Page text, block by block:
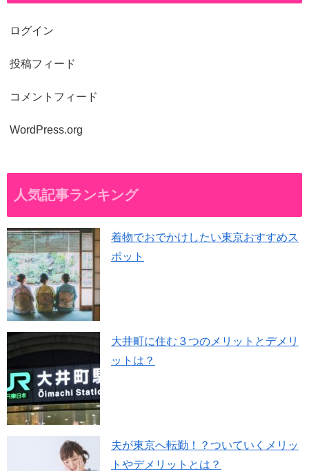
ログイン
投稿フィード
コメントフィード
WordPress.org
人気記事ランキング
着物でおでかけしたい東京おすすめス
ポット
大井町に住む３つのメリットとデメリ
ットは？
夫が東京へ転勤！？ついていくメリッ
トやデメリットとは？